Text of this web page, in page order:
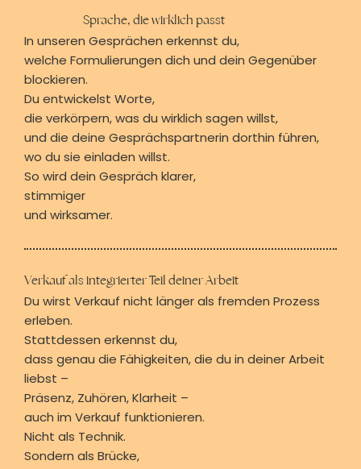
Sprache, die wirklich passt
In unseren Gesprächen erkennst du,
welche Formulierungen dich und dein Gegenüber
blockieren.
Du entwickelst Worte,
die verkörpern, was du wirklich sagen willst,
und die deine Gesprächspartnerin dorthin führen,
wo du sie einladen willst.
So wird dein Gespräch klarer,
stimmiger
und wirksamer.
Verkauf als integrierter Teil deiner Arbeit
Du wirst Verkauf nicht länger als fremden Prozess
erleben.
Stattdessen erkennst du,
dass genau die Fähigkeiten, die du in deiner Arbeit
liebst –
Präsenz, Zuhören, Klarheit –
auch im Verkauf funktionieren.
Nicht als Technik.
Sondern als Brücke,